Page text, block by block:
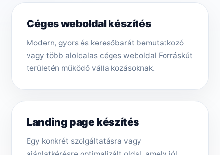
Céges weboldal készítés
Modern, gyors és keresőbarát bemutatkozó
vagy több aloldalas céges weboldal Forráskút
területén működő vállalkozásoknak.
Landing page készítés
Egy konkrét szolgáltatásra vagy